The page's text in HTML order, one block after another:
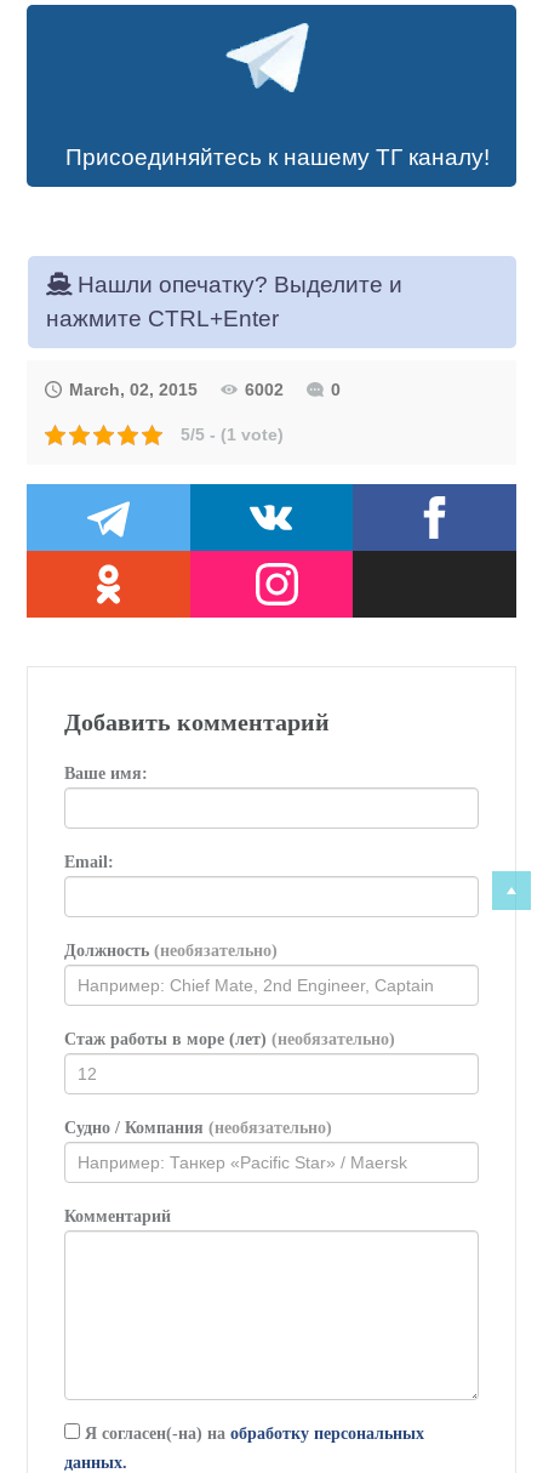
Присоединяйтесь к нашему ТГ каналу!
Нашли опечатку? Выделите и
нажмите CTRL+Enter
March, 02, 2015 6002 0
5/5 - (1 vote)
Добавить комментарий
Ваше имя:
Email:
Должность(необязательно)
Стаж работы в море (лет)(необязательно)
Судно / Компания(необязательно)
Комментарий
Я согласен(-на) наобработку персональных
данных.